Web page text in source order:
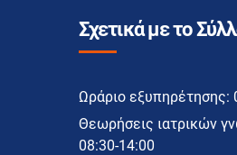
Σχετικά με το
Ωράριο εξυπηρέτησης:
Θεωρήσεις ιατρικών
08:30-14:00